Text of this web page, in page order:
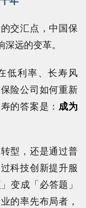
交汇点，中国保
远的变革。
低利率、长寿风
险公司如何重新
的答案是： 成为
型，还是通过普
科技创新提升服
变成「必答题」
的率先布局者，